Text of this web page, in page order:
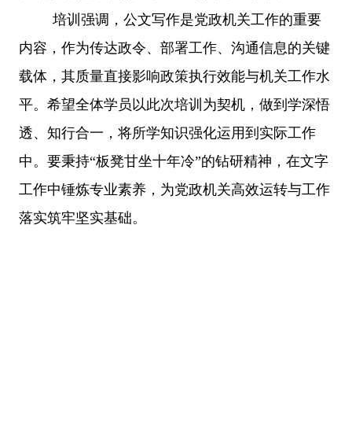
培训强调，公文写作是党政机关工作的重要
内容，作为传达政令、部署工作、沟通信息的关键
载体，其质量直接影响政策执行效能与机关工作水
平。希望全体学员以此次培训为契机，做到学深悟
透、知行合一，将所学知识强化运用到实际工作
中。要秉持“板凳甘坐十年冷”的钻研精神，在文字
工作中锤炼专业素养，为党政机关高效运转与工作
落实筑牢坚实基础。